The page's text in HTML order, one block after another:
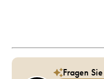
Fragen